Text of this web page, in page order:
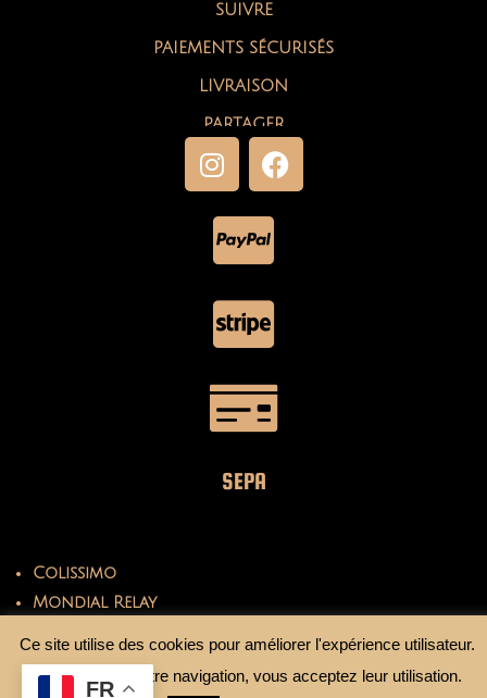
SUIVRE
PAIEMENTS SÉCURISÉS
LIVRAISON
PARTAGER
SEPA
Colissimo
Mondial Relay
Ce site utilise des cookies pour améliorer l'expérience utilisateur.
En continuant votre navigation, vous acceptez leur utilisation.
FR